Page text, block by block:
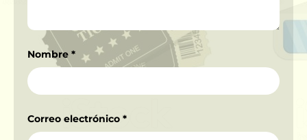
Nombre *
Correo electrónico *